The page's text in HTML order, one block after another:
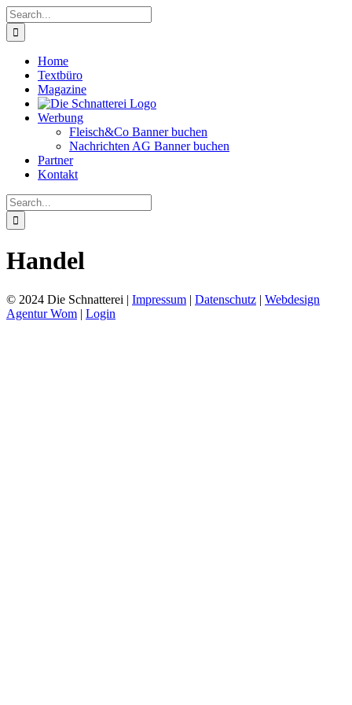
Skip
to
content
Search
for:
Home
Textbüro
Magazine
Werbung
Fleisch&Co Banner buchen
Nachrichten AG Banner buchen
Partner
Kontakt
Search
for:
Handel
© 2024 Die Schnatterei | Impressum | Datenschutz | Webdesign
Agentur Wom | Login